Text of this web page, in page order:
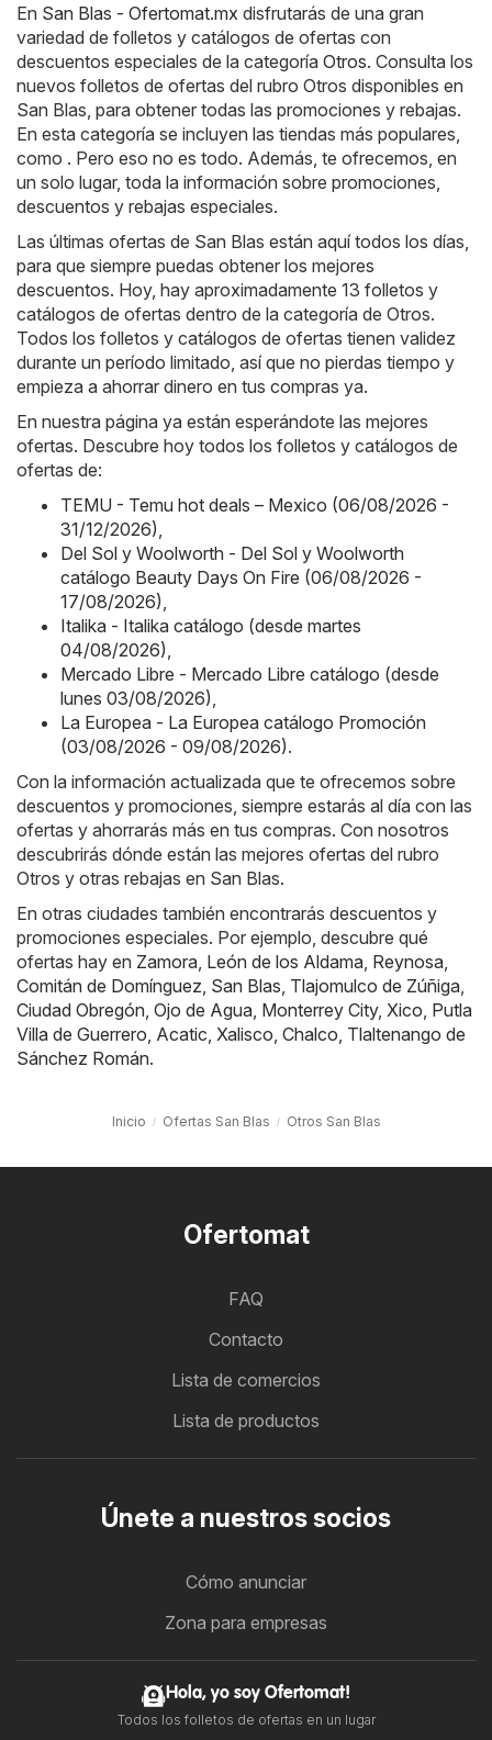
En San Blas - Ofertomat.mx disfrutarás de una gran
variedad de folletos y catálogos de ofertas con
descuentos especiales de la categoría Otros. Consulta los
nuevos folletos de ofertas del rubro Otros disponibles en
San Blas, para obtener todas las promociones y rebajas.
En esta categoría se incluyen las tiendas más populares,
como . Pero eso no es todo. Además, te ofrecemos, en
un solo lugar, toda la información sobre promociones,
descuentos y rebajas especiales.
Las últimas ofertas de San Blas están aquí todos los días,
para que siempre puedas obtener los mejores
descuentos. Hoy, hay aproximadamente 13 folletos y
catálogos de ofertas dentro de la categoría de Otros.
Todos los folletos y catálogos de ofertas tienen validez
durante un período limitado, así que no pierdas tiempo y
empieza a ahorrar dinero en tus compras ya.
En nuestra página ya están esperándote las mejores
ofertas. Descubre hoy todos los folletos y catálogos de
ofertas de:
TEMU - Temu hot deals – Mexico (06/08/2026 -
31/12/2026)
Del Sol y Woolworth - Del Sol y Woolworth
catálogo Beauty Days On Fire (06/08/2026 -
17/08/2026)
Italika - Italika catálogo (desde martes
04/08/2026)
Mercado Libre - Mercado Libre catálogo (desde
lunes 03/08/2026)
La Europea - La Europea catálogo Promoción
(03/08/2026 - 09/08/2026).
Con la información actualizada que te ofrecemos sobre
descuentos y promociones, siempre estarás al día con las
ofertas y ahorrarás más en tus compras. Con nosotros
descubrirás dónde están las mejores ofertas del rubro
Otros y otras rebajas en San Blas.
En otras ciudades también encontrarás descuentos y
promociones especiales. Por ejemplo, descubre qué
ofertas hay en Zamora León de los Aldama Reynosa
Comitán de Domínguez San Blas Tlajomulco de Zúñiga
Ciudad Obregón Ojo de Agua Monterrey City, Xico Putla
Villa de Guerrero Acatic Xalisco Chalco Tlaltenango de
Sánchez Román.
Inicio Ofertas San Blas Otros San Blas
Ofertomat
FAQ
Contacto
Lista de comercios
Lista de productos
Únete a nuestros socios
Cómo anunciar
Zona para empresas
Hola, yo soy Ofertomat!
Todos los folletos de ofertas en un lugar